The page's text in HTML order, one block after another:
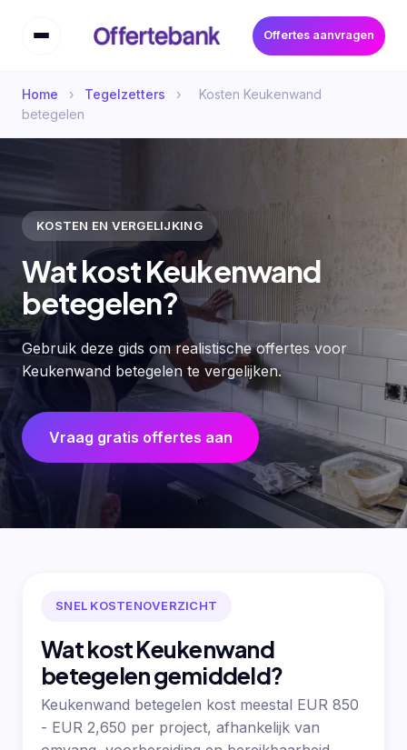
Offertes aanvragen
Home › Tegelzetters ›
Kosten Keukenwand
betegelen
KOSTEN EN VERGELIJKING
Wat kost Keukenwand
betegelen?
Gebruik deze gids om realistische offertes voor
Keukenwand betegelen te vergelijken.
Vraag gratis offertes aan
SNEL KOSTENOVERZICHT
Wat kost Keukenwand
betegelen gemiddeld?
Keukenwand betegelen kost meestal EUR 850
- EUR 2,650 per project, afhankelijk van